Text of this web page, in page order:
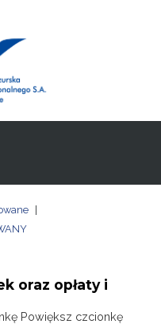
oraz opłaty i
Powiększ czcionkę